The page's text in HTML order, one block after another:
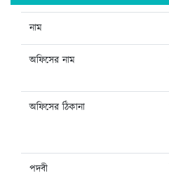
নাম
অফিসের নাম
অফিসের ঠিকানা
পদবী